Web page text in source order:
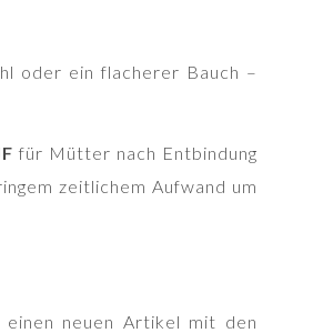
oder ein flacherer Bauch –
für Mütter nach Entbindung
zeitlichem Aufwand um
neuen Artikel mit den